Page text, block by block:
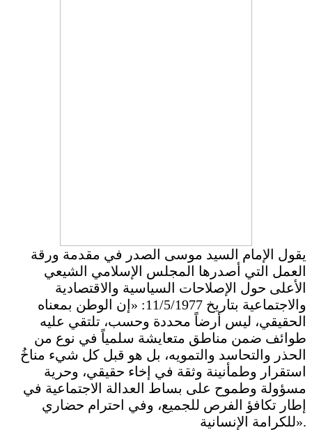
يقول الإمام السيد موسى الصدر في مقدمة ورقة
العمل التي أصدرها المجلس الإسلامي الشيعي
الأعلى حول الإصلاحات السياسية والاقتصادية
والاجتماعية بتاريخ 11/5/1977: «إن الوطن بمعناه
الحقيقي، ليس أرضاً محددة وحسب، تلتقي عليه
طوائف ضمن مناطق متعايشة سلمياً في نوع من
الحذر والتحاسد والتمويه، بل هو قبل كل شيء مناخُ
استقرار وطمأنينة وثقة في إخاء حقيقي، وحرية
مسؤولة وطموح على بساط العدالة الاجتماعية في
إطار تكافؤ الفرص للجميع، وفي احترام حضاري
للكرامة الإنسانية».